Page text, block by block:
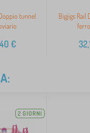
tunnel
€
Bigjigs Rail
2 GIORNI